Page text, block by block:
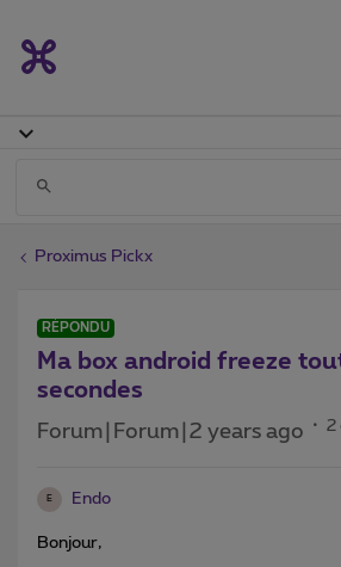
Proximus Pickx
RÉPONDU
Ma box android freeze
secondes
Forum|Forum|2 years ago 2
E Endo
Bonjour,